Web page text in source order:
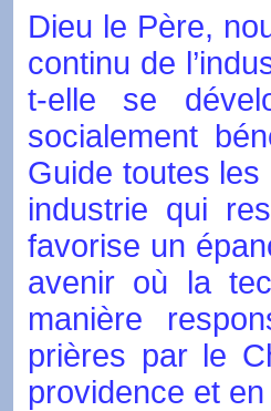
Dieu le Père,
continu de
t-elle se
socialement
Guide toutes les
industrie qui
favorise un
avenir où la
manière
prières par le
providence et